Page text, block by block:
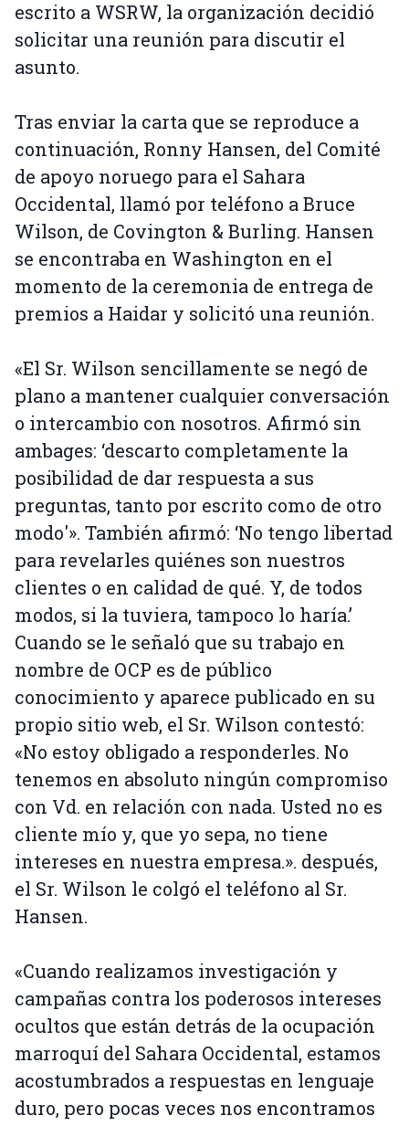
escrito a WSRW, la organización decidió
solicitar una reunión para discutir el
asunto.
Tras enviar la carta que se reproduce a
continuación, Ronny Hansen, del Comité
de apoyo noruego para el Sahara
Occidental, llamó por teléfono a Bruce
Wilson, de Covington & Burling. Hansen
se encontraba en Washington en el
momento de la ceremonia de entrega de
premios a Haidar y solicitó una reunión.
«El Sr. Wilson sencillamente se negó de
plano a mantener cualquier conversación
o intercambio con nosotros. Afirmó sin
ambages: ‘descarto completamente la
posibilidad de dar respuesta a sus
preguntas, tanto por escrito como de otro
modo'». También afirmó: ‘No tengo libertad
para revelarles quiénes son nuestros
clientes o en calidad de qué. Y, de todos
modos, si la tuviera, tampoco lo haría.’
Cuando se le señaló que su trabajo en
nombre de OCP es de público
conocimiento y aparece publicado en su
propio sitio web, el Sr. Wilson contestó:
«No estoy obligado a responderles. No
tenemos en absoluto ningún compromiso
con Vd. en relación con nada. Usted no es
cliente mío y, que yo sepa, no tiene
intereses en nuestra empresa.». después,
el Sr. Wilson le colgó el teléfono al Sr.
Hansen.
«Cuando realizamos investigación y
campañas contra los poderosos intereses
ocultos que están detrás de la ocupación
marroquí del Sahara Occidental, estamos
acostumbrados a respuestas en lenguaje
duro, pero pocas veces nos encontramos